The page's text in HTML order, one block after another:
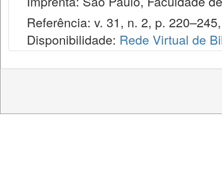
Referência: v. 31, n. 2, p.
Disponibilidade: Rede Virtual de